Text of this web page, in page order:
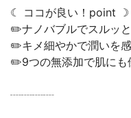
☾ ココが良い！point ☽
✏️ナノバブルでスルッ
✏️キメ細やかで潤いを
✏️9つの無添加で肌にも
┈┈┈┈